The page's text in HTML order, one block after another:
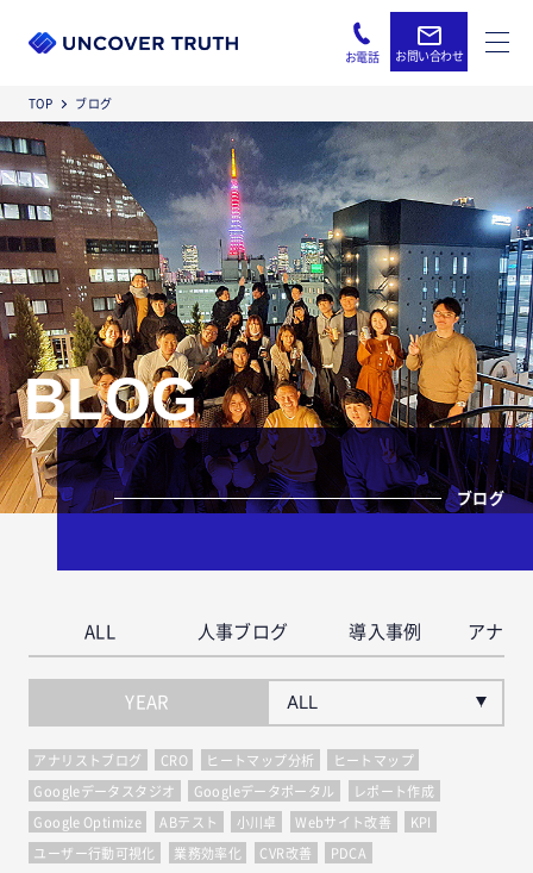
お問い合わせ
お電話
TOP ブログ
BLOG
ブログ
ALL 人事ブログ 導入事例 アナリ
YEAR
アナリストブログ CRO ヒートマップ分析 ヒートマップ
Googleデータスタジオ Googleデータポータル レポート作成
Google Optimize ABテスト 小川卓 Webサイト改善 KPI
ユーザー行動可視化 業務効率化 CVR改善 PDCA